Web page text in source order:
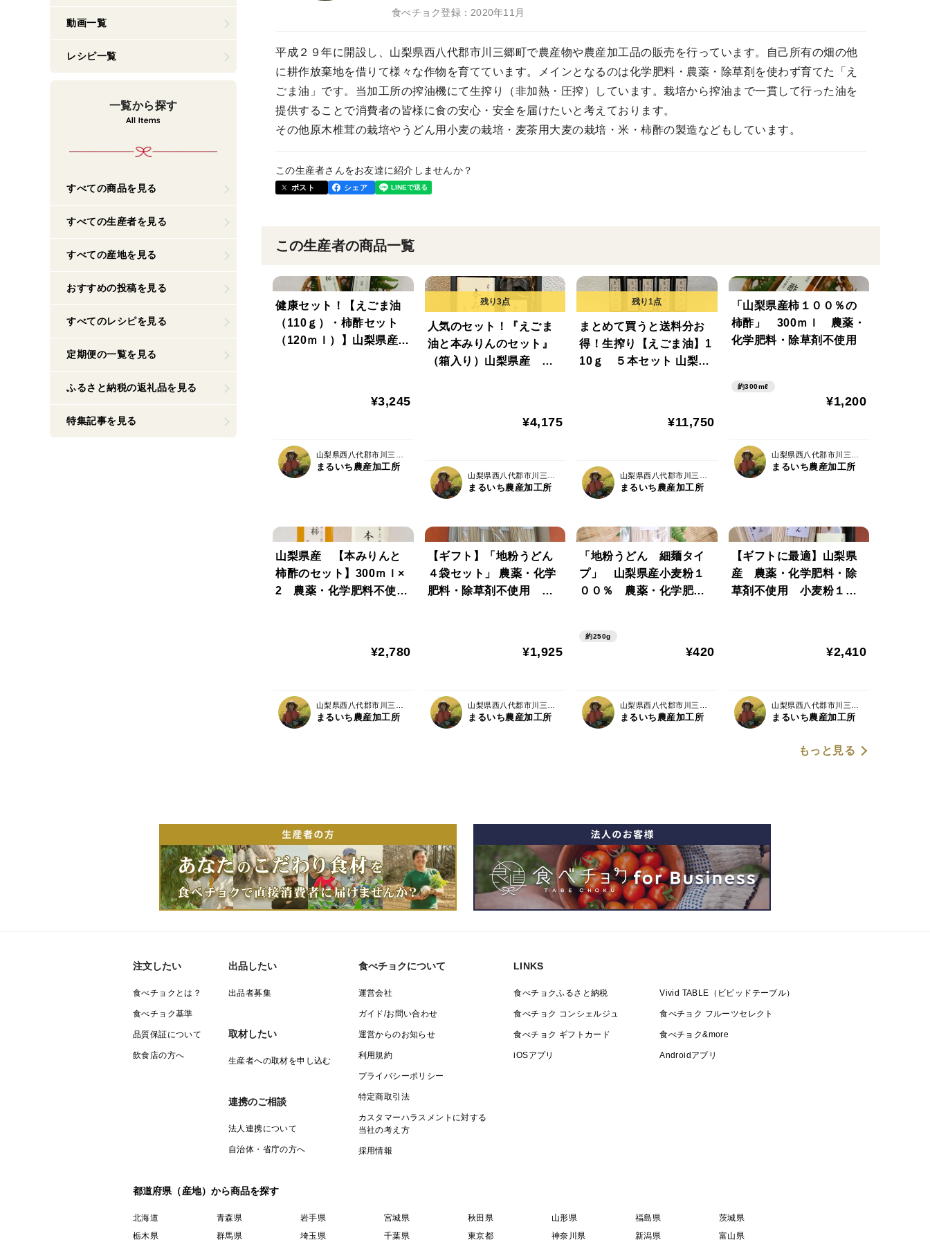
食べチョク登録：2020年11月
平成２９年に開設し、山梨県西八代郡市川三郷町で農産物や農産加工品の販売を行っています。自己所有の畑の他
に耕作放棄地を借りて様々な作物を育てています。メインとなるのは化学肥料・農薬・除草剤を使わず育てた「え
ごま油」です。当加工所の搾油機にて生搾り（非加熱・圧搾）しています。栽培から搾油まで一貫して行った油を
提供することで消費者の皆様に食の安心・安全を届けたいと考えております。
その他原木椎茸の栽培やうどん用小麦の栽培・麦茶用大麦の栽培・米・柿酢の製造などもしています。
この生産者さんをお友達に紹介しませんか？
ポスト シェア
この生産者の商品一覧
健康セット！【えごま油
（110ｇ）・柿酢セット
（120ｍｌ）】山梨県産
¥3,245
山梨県西八代郡市川三郷町
まるいち農産加工所
人気のセット！『えごま
油と本みりんのセット』
（箱入り）山梨県産 農
¥4,175
山梨県西八代郡市川三郷町
まるいち農産加工所
まとめて買うと送料分お
得！生搾り【えごま油】1
10ｇ ５本セット 山梨県
¥11,750
山梨県西八代郡市川三郷町
まるいち農産加工所
「山梨県産柿１００％の
柿酢」 300ｍｌ 農薬・
化学肥料・除草剤不使用
約300mℓ
¥1,200
山梨県西八代郡市川三郷町
まるいち農産加工所
山梨県産 【本みりんと
柿酢のセット】300ｍｌ×
2 農薬・化学肥料不使用
¥2,780
まるいち農産加工所
【ギフト】「地粉うどん
４袋セット」 農薬・化学
肥料・除草剤不使用 山
¥1,925
まるいち農産加工所
「地粉うどん 細麺タイ
プ」 山梨県産小麦粉１
００％ 農薬・化学肥
約250g
¥420
まるいち農産加工所
【ギフトに最適】山梨県
産 農薬・化学肥料・除
草剤不使用 小麦粉１０
¥2,410
まるいち農産加工所
もっと見る
動画一覧
レシピ一覧
一覧から探す
すべての商品を見る
すべての生産者を見る
すべての産地を見る
おすすめの投稿を見る
すべてのレシピを見る
定期便の一覧を見る
ふるさと納税の返礼品を見る
特集記事を見る
注文したい
食べチョクとは？
食べチョク基準
品質保証について
飲食店の方へ
出品したい
出品者募集
取材したい
生産者への取材を申し込む
連携のご相談
法人連携について
自治体・省庁の方へ
食べチョクについて
運営会社
ガイド/お問い合わせ
運営からのお知らせ
利用規約
プライバシーポリシー
特定商取引法
カスタマーハラスメントに対する
当社の考え方
採用情報
LINKS
食べチョクふるさと納税 Vivid TABLE（ビビッドテーブル）
食べチョク コンシェルジュ 食べチョク フルーツセレクト
食べチョク ギフトカード 食べチョク&more
iOSアプリ Androidアプリ
都道府県（産地）から商品を探す
北海道 青森県 岩手県 宮城県 秋田県 山形県 福島県
茨城県
栃木県
群馬県 埼玉県 千葉県 東京都 神奈川県 新潟県 富山県